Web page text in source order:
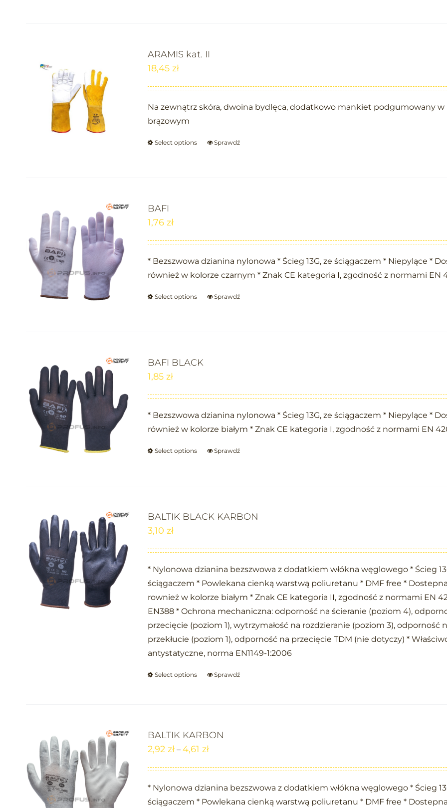
ARAMIS kat. II
18,45zł
Na zewnątrz skóra, dwoina bydlęca, dodatkowo mankiet podgumowany w
brązowym
Select options Sprawdź
BAFI
1,76zł
* Bezszwowa dzianina nylonowa * Ścieg 13G, ze ściągaczem * Niepylące *
również w kolorze czarnym * Znak CE kategoria I, zgodność z normami EN
Select options Sprawdź
BAFI BLACK
1,85zł
* Bezszwowa dzianina nylonowa * Ścieg 13G, ze ściągaczem * Niepylące *
również w kolorze białym * Znak CE kategoria I, zgodność z normami EN
Select options Sprawdź
BALTIK BLACK KARBON
3,10zł
* Nylonowa dzianina bezszwowa z dodatkiem włókna węglowego * Ścieg
ściągaczem * Powlekana cienką warstwą poliuretanu * DMF free * Dostepna
rownież w kolorze białym * Znak CE kategoria II, zgodność z normami EN
EN388 * Ochrona mechaniczna: odporność na ścieranie (poziom 4),
przecięcie (poziom 1), wytrzymałość na rozdzieranie (poziom 3), odporność
przekłucie (poziom 1), odporność na przecięcie TDM (nie dotyczy) *
antystatyczne, norma EN1149-1:2006
Select options Sprawdź
BALTIK KARBON
2,92zł –4,61zł
* Nylonowa dzianina bezszwowa z dodatkiem włókna węglowego * Ścieg
ściągaczem * Powlekana cienką warstwą poliuretanu * DMF free * Dostepna